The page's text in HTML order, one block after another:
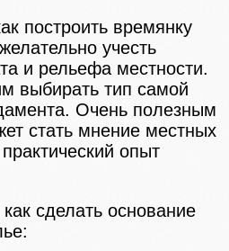
построить времянку
учесть
и рельефа местности.
выбирать тип самой
Очень полезным
стать мнение местных
опыт
сделать основание